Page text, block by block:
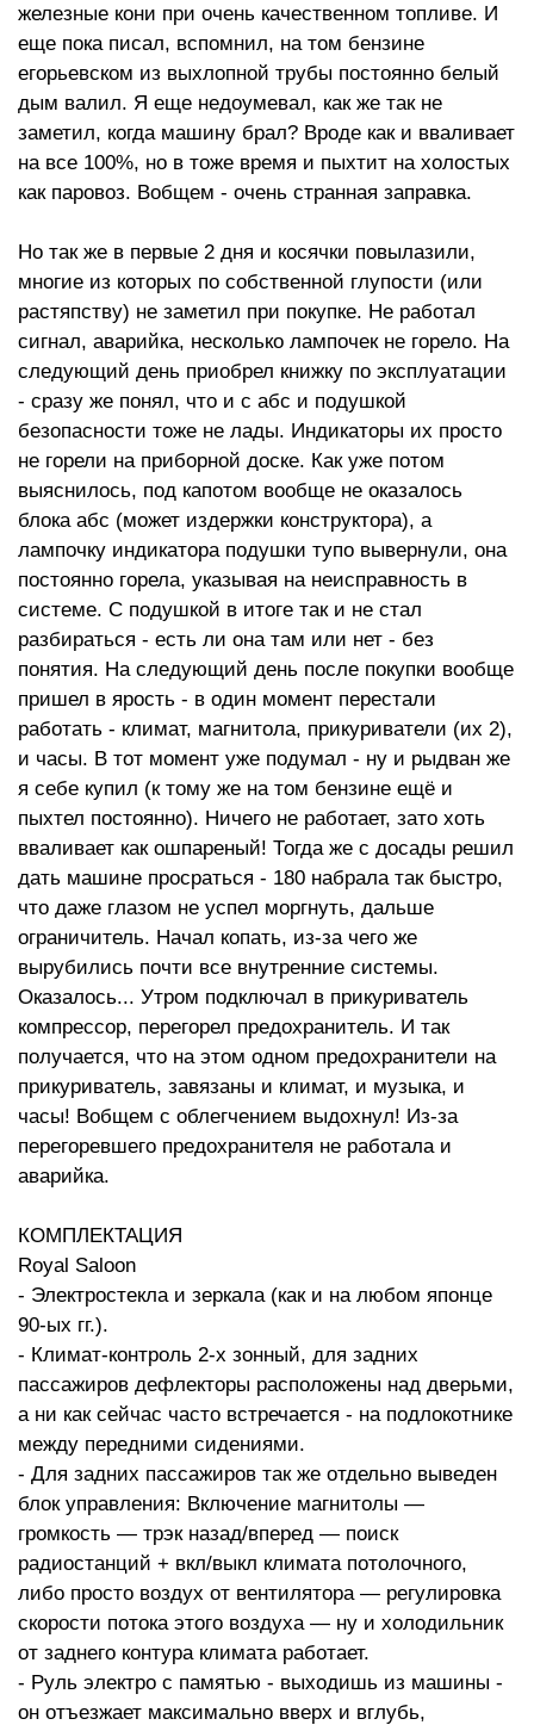
железные кони при очень качественном топливе. И
еще пока писал, вспомнил, на том бензине
егорьевском из выхлопной трубы постоянно белый
дым валил. Я еще недоумевал, как же так не
заметил, когда машину брал? Вроде как и вваливает
на все 100%, но в тоже время и пыхтит на холостых
как паровоз. Вобщем - очень странная заправка.
Но так же в первые 2 дня и косячки повылазили,
многие из которых по собственной глупости (или
растяпству) не заметил при покупке. Не работал
сигнал, аварийка, несколько лампочек не горело. На
следующий день приобрел книжку по эксплуатации
- сразу же понял, что и с абс и подушкой
безопасности тоже не лады. Индикаторы их просто
не горели на приборной доске. Как уже потом
выяснилось, под капотом вообще не оказалось
блока абс (может издержки конструктора), а
лампочку индикатора подушки тупо вывернули, она
постоянно горела, указывая на неисправность в
системе. С подушкой в итоге так и не стал
разбираться - есть ли она там или нет - без
понятия. На следующий день после покупки вообще
пришел в ярость - в один момент перестали
работать - климат, магнитола, прикуриватели (их 2),
и часы. В тот момент уже подумал - ну и рыдван же
я себе купил (к тому же на том бензине ещё и
пыхтел постоянно). Ничего не работает, зато хоть
вваливает как ошпареный! Тогда же с досады решил
дать машине просраться - 180 набрала так быстро,
что даже глазом не успел моргнуть, дальше
ограничитель. Начал копать, из-за чего же
вырубились почти все внутренние системы.
Оказалось... Утром подключал в прикуриватель
компрессор, перегорел предохранитель. И так
получается, что на этом одном предохранители на
прикуриватель, завязаны и климат, и музыка, и
часы! Вобщем с облегчением выдохнул! Из-за
перегоревшего предохранителя не работала и
аварийка.
КОМПЛЕКТАЦИЯ
Royal Saloon
- Электростекла и зеркала (как и на любом японце
90-ых гг.).
- Климат-контроль 2-х зонный, для задних
пассажиров дефлекторы расположены над дверьми,
а ни как сейчас часто встречается - на подлокотнике
между передними сидениями.
- Для задних пассажиров так же отдельно выведен
блок управления: Включение магнитолы —
громкость — трэк назад/вперед — поиск
радиостанций + вкл/выкл климата потолочного,
либо просто воздух от вентилятора — регулировка
скорости потока этого воздуха — ну и холодильник
от заднего контура климата работает.
- Руль электро с памятью - выходишь из машины -
он отъезжает максимально вверх и вглубь,